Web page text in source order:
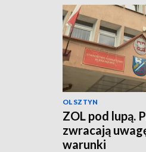
OLSZTYN
ZOL pod lupą.
zwracają
warunki